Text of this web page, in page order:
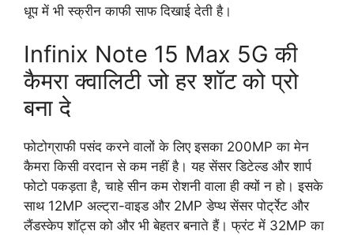
धूप में भी स्क्रीन काफी साफ दिखाई देती है।
Infinix Note 15 Max 5G की
कैमरा क्वालिटी जो हर शॉट को प्रो
बना दे
फोटोग्राफी पसंद करने वालों के लिए इसका 200MP का मेन
कैमरा किसी वरदान से कम नहीं है। यह सेंसर डिटेल्ड और शार्प
फोटो पकड़ता है, चाहे सीन कम रोशनी वाला ही क्यों न हो। इसके
साथ 12MP अल्ट्रा-वाइड और 2MP डेप्थ सेंसर पोर्ट्रेट और
लैंडस्केप शॉट्स को और भी बेहतर बनाते हैं। फ्रंट में 32MP का